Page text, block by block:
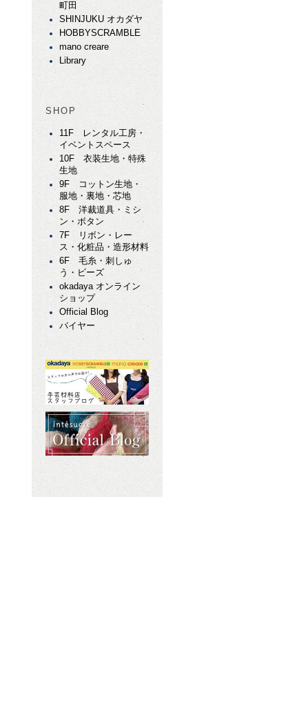
町田
SHINJUKU オカダヤ
HOBBYSCRAMBLE
mano creare
Library
SHOP
11F レンタル工房・
イベントスペース
10F 衣装生地・特殊
生地
9F コットン生地・
服地・裏地・芯地
8F 洋裁道具・ミシ
ン・ボタン
7F リボン・レー
ス・化粧品・造形材料
6F 毛糸・刺しゅ
う・ビーズ
okadaya オンライン
ショップ
Official Blog
バイヤー